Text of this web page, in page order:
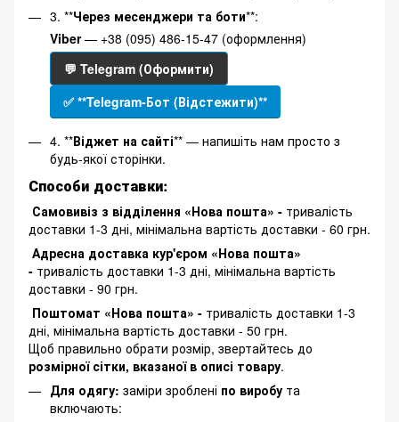
3. **Через месенджери та боти**:
Viber— +38 (095) 486-15-47 (оформлення)
💬 Telegram (Оформити)
✅ **Telegram-Бот (Відстежити)**
4. **Віджет на сайті** — напишіть нам просто з
будь-якої сторінки.
Способи доставки:
Самовивіз з відділення «Нова пошта» - тривалість
доставки 1-3 дні, мінімальна вартість доставки - 60 грн.
Адресна доставка кур'єром «Нова пошта»
- тривалість доставки 1-3 дні, мінімальна вартість
доставки - 90 грн.
Поштомат «Нова пошта» - тривалість доставки 1-3
дні, мінімальна вартість доставки - 50 грн.
Щоб правильно обрати розмір, звертайтесь до
розмірної сітки, вказаної в описі товару.
Для одягу: заміри зроблені по виробу та
включають: